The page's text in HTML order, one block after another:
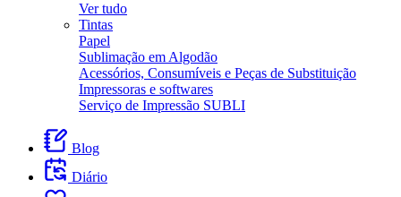
Ver tudo
Tintas
Papel
Sublimação em Algodão
Acessórios, Consumíveis e Peças de Substituição
Impressoras e softwares
Serviço de Impressão SUBLI
Blog
Diário